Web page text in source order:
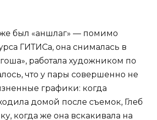
был «аншлаг» — помимо
ГИТИСа, она снималась в
работала художником по
что у пары совершенно не
графики: когда
домой после съемок, Глеб
когда же она вскакивала на